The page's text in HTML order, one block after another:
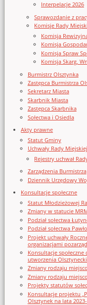
Interpelacje 2026
Sprawozdanie z
Komisje Rady
Komisja
Komisja
Komisja Spraw
Komisja Skarg,
Burmistrz Olsztynka
Zastępca Burmistrza
Sekretarz Miasta
Skarbnik Miasta
Zastępca Skarbnika
Sołectwa i Osiedla
Akty prawne
Statut Gminy
Uchwały Rady Miejskiej
Rejestry uchwał
Zarządzenia Burmistrza
Dziennik Urzędowy
Konsultacje społeczne
Statut Młodzieżowej
Zmiany w statucie
Podział sołectwa
Podział sołectwa
Projekt uchwały
organizacjami
Konsultacje
utworzenia
Zmiany rodzaju
Zmiany rodzaju
Projekty statutów
Konsultacje projektu
Olsztynek na lata